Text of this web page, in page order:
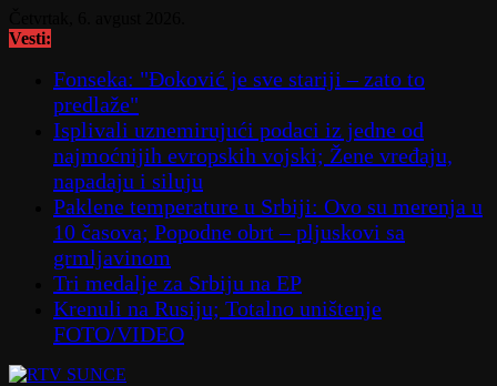
to
Vesti:
Fonseka: "Đoković je sve stariji – zato to
predlaže"
Isplivali uznemirujući podaci iz jedne od
najmoćnijih evropskih vojski; Žene vređaju,
napadaju i siluju
Paklene temperature u Srbiji: Ovo su merenja u
10 časova; Popodne obrt – pljuskovi sa
grmljavinom
Tri medalje za Srbiju na EP
Krenuli na Rusiju; Totalno uništenje
FOTO/VIDEO